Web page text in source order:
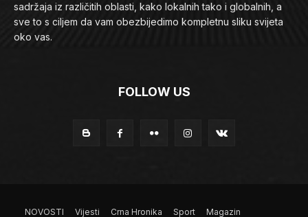
sadržaja iz različitih oblasti, kako lokalnih tako i globalnih, a
sve to s ciljem da vam obezbijedimo kompletnu sliku svijeta
oko vas.
FOLLOW US
NOVOSTI Vijesti Crna Hronika Sport Magazin